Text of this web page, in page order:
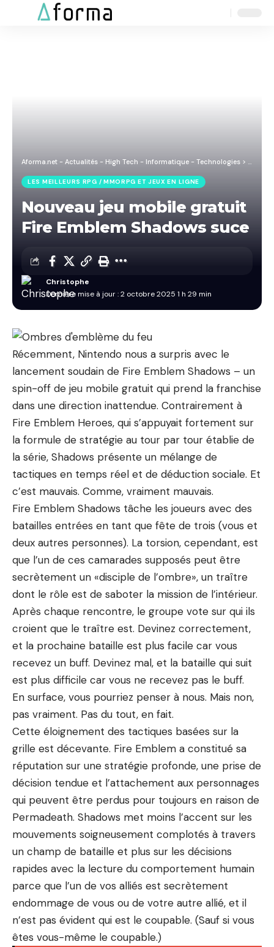
Aforma.net - Actualités - High Tech - Informatique - Technologies > Blog
LES MEILLEURS RPG / MMORPG ET JEUX EN LIGNE
Nouveau jeu mobile gratuit
Fire Emblem Shadows suce
Dernière mise à jour : 2 octobre 2025 1 h 29 min
Christophe
Récemment, Nintendo nous a surpris avec le
lancement soudain de Fire Emblem Shadows – un
spin-off de jeu mobile gratuit qui prend la franchise
dans une direction inattendue. Contrairement à
Fire Emblem Heroes, qui s’appuyait fortement sur
la formule de stratégie au tour par tour établie de
la série, Shadows présente un mélange de
tactiques en temps réel et de déduction sociale. Et
c’est mauvais. Comme, vraiment mauvais.
Fire Emblem Shadows tâche les joueurs avec des
batailles entrées en tant que fête de trois (vous et
deux autres personnes). La torsion, cependant, est
que l’un de ces camarades supposés peut être
secrètement un «disciple de l’ombre», un traître
dont le rôle est de saboter la mission de l’intérieur.
Après chaque rencontre, le groupe vote sur qui ils
croient que le traître est. Devinez correctement,
et la prochaine bataille est plus facile car vous
recevez un buff. Devinez mal, et la bataille qui suit
est plus difficile car vous ne recevez pas le buff.
En surface, vous pourriez penser à nous. Mais non,
pas vraiment. Pas du tout, en fait.
Cette éloignement des tactiques basées sur la
grille est décevante. Fire Emblem a constitué sa
réputation sur une stratégie profonde, une prise de
décision tendue et l’attachement aux personnages
qui peuvent être perdus pour toujours en raison de
Permadeath. Shadows met moins l’accent sur les
mouvements soigneusement complotés à travers
un champ de bataille et plus sur les décisions
rapides avec la lecture du comportement humain
parce que l’un de vos alliés est secrètement
endommage de vous ou de votre autre allié, et il
n’est pas évident qui est le coupable. (Sauf si vous
êtes vous-même le coupable.)